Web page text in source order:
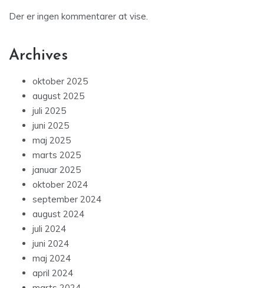
Der er ingen kommentarer at vise.
Archives
oktober 2025
august 2025
juli 2025
juni 2025
maj 2025
marts 2025
januar 2025
oktober 2024
september 2024
august 2024
juli 2024
juni 2024
maj 2024
april 2024